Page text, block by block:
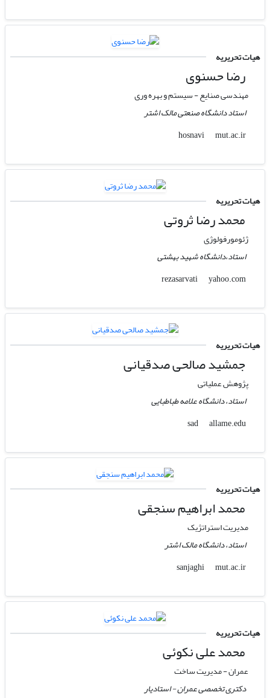
هیات تحریریه
رضا حسنوی
مهندسی صنایع - سیستم و بهره وری
استاد دانشگاه صنعتی مالک اشتر
hosnavi
mut.ac.ir
هیات تحریریه
محمد رضا ثروتی
ژئومورفولوژی
استاد،دانشگاه شهید بهشتی
rezasarvati
yahoo.com
هیات تحریریه
جمشید صالحی صدقیانی
پژوهش عملیاتی
استاد، دانشگاه علامه طباطبایی
sad
allame.edu
هیات تحریریه
محمد ابراهیم سنجقی
مدیریت استراتژیک
استاد، دانشگاه مالک اشتر
sanjaghi
mut.ac.ir
هیات تحریریه
محمد علی نکوئی
عمران - مدیریت ساخت
دکتری تخصصی عمران - استادیار